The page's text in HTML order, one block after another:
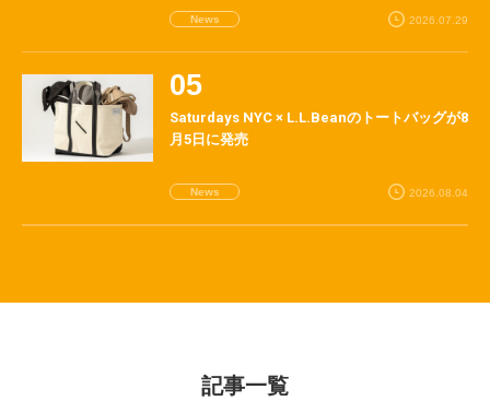
News 2026.07.29
Saturdays NYC × L.L.Beanのトートバッグが8
月5日に発売
News 2026.08.04
記事一覧